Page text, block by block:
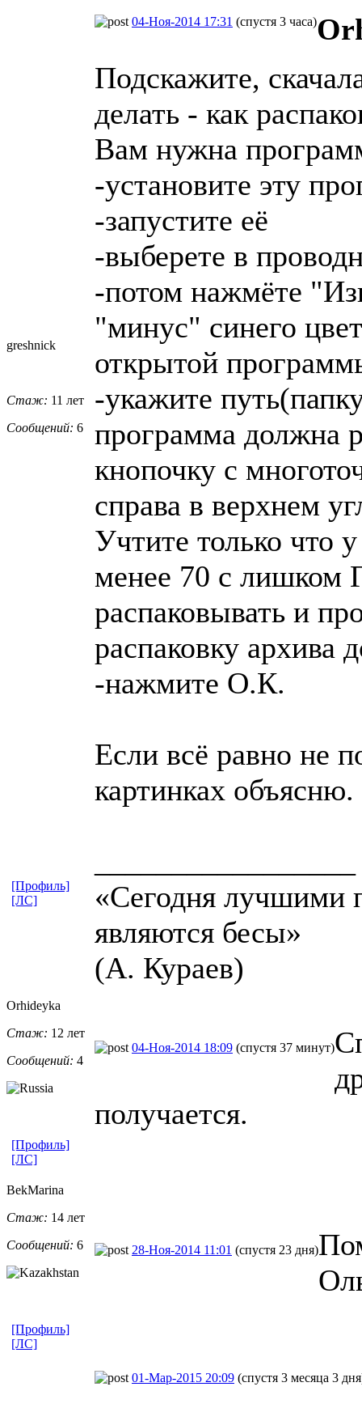
greshnick
Стаж: 11 лет
Сообщений: 6
04-Ноя-2014 17:31 (спустя 3 часа)
Подскажите,
делать - как
Вам нужна
-установите эту
-запустите её
-выберете в
-потом нажмёте
"минус" синего
открытой
-укажите
программа должна
кнопочку с
справа в верхнем
Учтите только что
менее 70 с лишком
распаковывать и
распаковку архива
-нажмите О.К.
Если всё равно не
картинках объясню.
«Сегодня лучшими
являются бесы»
(А. Кураев)
[Профиль]
[ЛС]
Orhideyka
Стаж: 12 лет
Сообщений: 4
04-Ноя-2014 18:09 (спустя 37 минут)
получается.
[Профиль]
[ЛС]
BekMarina
Стаж: 14 лет
Сообщений: 6 28-Ноя-2014 11:01 (спустя 23 дня)
[Профиль]
[ЛС]
01-Мар-2015 20:09 (спустя 3 месяца 3